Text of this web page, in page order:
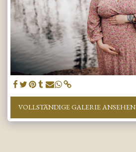
VOLLSTÄNDIGE GALERIE ANSEHEN